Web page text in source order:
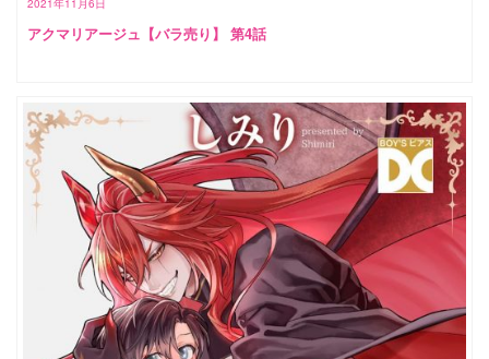
2021年11月6日
アクマリアージュ【バラ売り】 第4話